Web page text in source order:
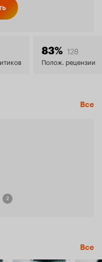
83% 128
Полож. рецензии
Все
2
Все